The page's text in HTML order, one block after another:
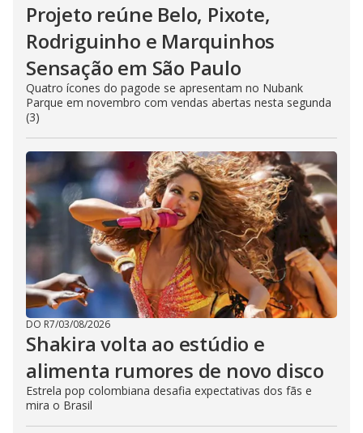
Projeto reúne Belo, Pixote,
Rodriguinho e Marquinhos
Sensação em São Paulo
Quatro ícones do pagode se apresentam no Nubank
Parque em novembro com vendas abertas nesta segunda
(3)
DO R7/03/08/2026
Shakira volta ao estúdio e
alimenta rumores de novo disco
Estrela pop colombiana desafia expectativas dos fãs e
mira o Brasil